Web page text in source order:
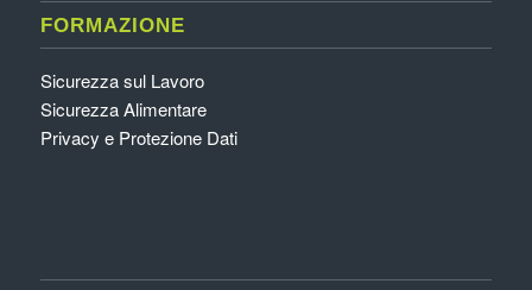
FORMAZIONE
Sicurezza sul Lavoro
Sicurezza Alimentare
Privacy e Protezione Dati